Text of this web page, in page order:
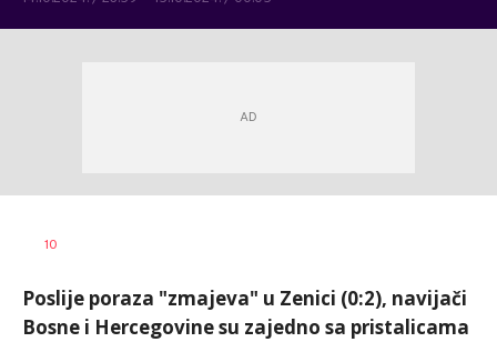
AUTOR
10
Poslije poraza "zmajeva" u Zenici (0:2), navijači
Bosne i Hercegovine su zajedno sa pristalicama